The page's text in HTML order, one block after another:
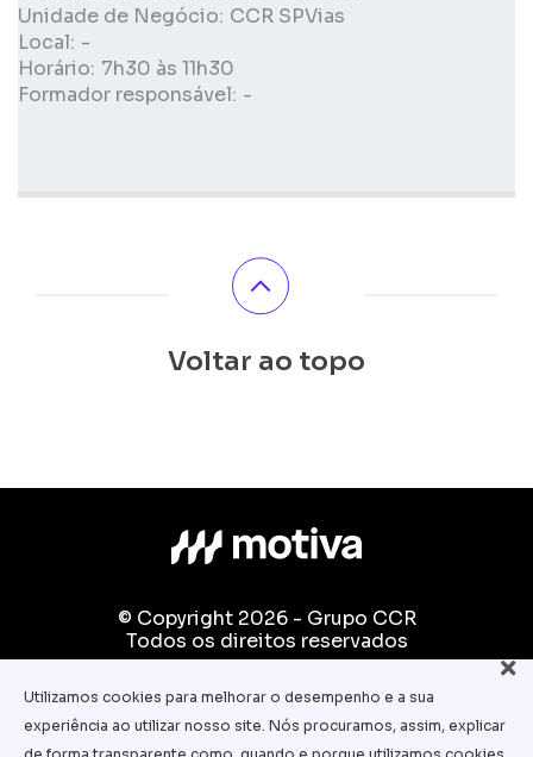
Unidade de Negócio: CCR SPVias
Local: -
Horário: 7h30 às 11h30
Formador responsável: -
Voltar ao topo
© Copyright 2026 - Grupo CCR
Todos os direitos reservados
Fale conosco:
equipe.pedagogica@motiva.com.br
Utilizamos cookies para melhorar o desempenho e a sua
experiência ao utilizar nosso site. Nós procuramos, assim, explicar